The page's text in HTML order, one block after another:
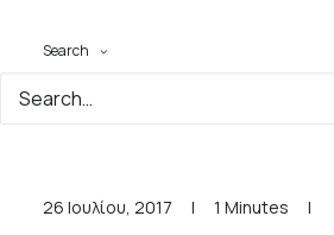
Search
Κίνηση φορτηγών
26 Ιουλίου, 2017 | 1 Minutes |